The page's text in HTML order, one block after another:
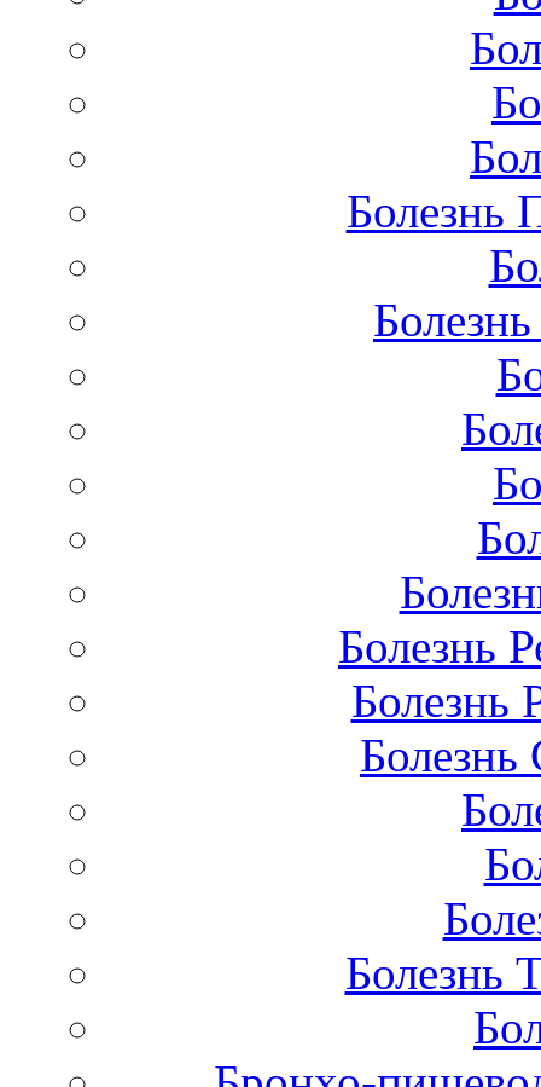
Болезнь
Болезнь
Болезнь
Болезнь
Болезнь